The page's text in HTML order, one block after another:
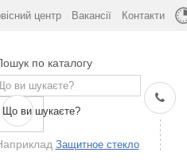
центр Вакансії Контакти
по каталогу
Що ви шукаєте?
Защитное стекло